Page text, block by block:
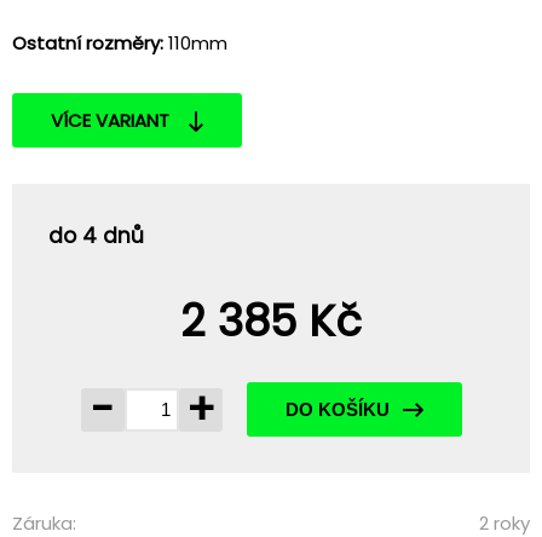
Ostatní rozměry:110mm
VÍCE VARIANT
do 4 dnů
2 385 Kč
-
+ DO KOŠÍKU
Záruka:
2 roky